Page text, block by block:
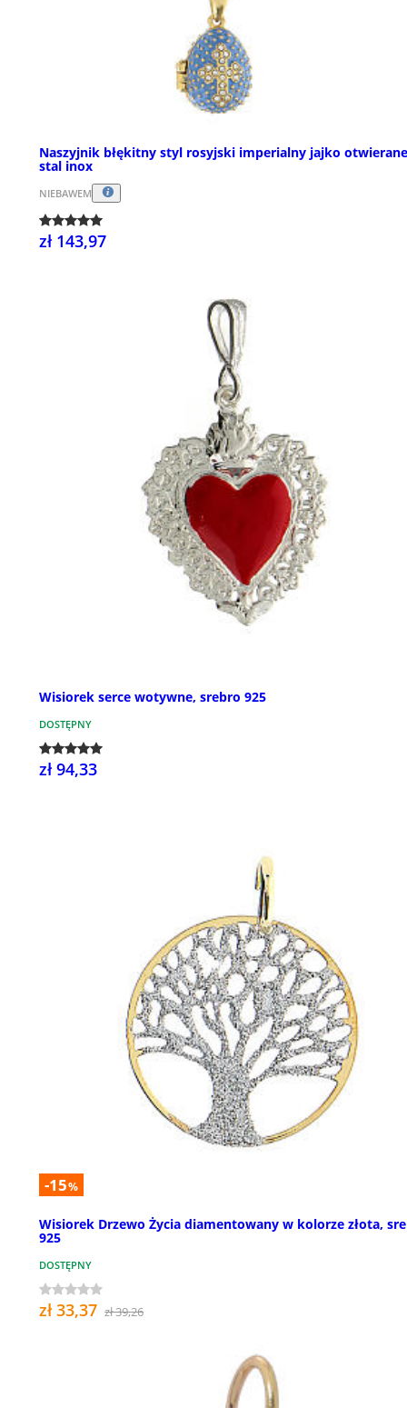
Naszyjnik błękitny styl rosyjski imperialny jajko otwierane
stal inox
NIEBAWEM
zł 143,97
Wisiorek serce wotywne, srebro 925
DOSTĘPNY
zł 94,33
-15%
Wisiorek Drzewo Życia diamentowany w kolorze złota,
925
DOSTĘPNY
zł 33,37 zł 39,26